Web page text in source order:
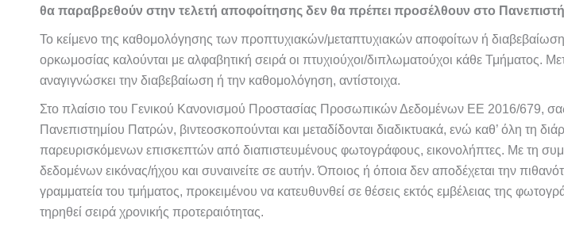
θα παραβρεθούν στην τελετή αποφοίτησης δεν θα πρέπει προσέλθουν στο
Το κείμενο της καθομολόγησης των προπτυχιακών/μεταπτυχιακών αποφοίτων ή
ορκωμοσίας καλούνται με αλφαβητική σειρά οι πτυχιούχοι/διπλωματούχοι κάθε Τμήματος.
αναγιγνώσκει την διαβεβαίωση ή την καθομολόγηση, αντίστοιχα.
Στο πλαίσιο του Γενικού Κανονισμού Προστασίας Προσωπικών Δεδομένων ΕΕ 2016/679,
Πανεπιστημίου Πατρών, βιντεοσκοπούνται και μεταδίδονται διαδικτυακά, ενώ καθ’ όλη τη
παρευρισκόμενων επισκεπτών από διαπιστευμένους φωτογράφους, εικονολήπτες. Με τη
δεδομένων εικόνας/ήχου και συναινείτε σε αυτήν. Όποιος ή όποια δεν αποδέχεται την
γραμματεία του τμήματος, προκειμένου να κατευθυνθεί σε θέσεις εκτός εμβέλειας της
τηρηθεί σειρά χρονικής προτεραιότητας.